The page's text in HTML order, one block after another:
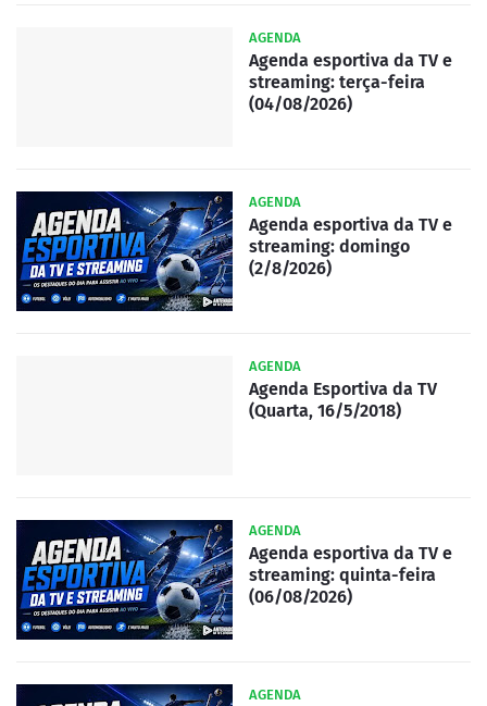
AGENDA
Agenda esportiva da TV e
streaming: terça-feira
(04/08/2026)
AGENDA
Agenda esportiva da TV e
streaming: domingo
(2/8/2026)
AGENDA
Agenda Esportiva da TV
(Quarta, 16/5/2018)
AGENDA
Agenda esportiva da TV e
streaming: quinta-feira
(06/08/2026)
AGENDA